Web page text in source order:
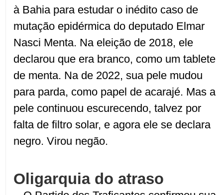
à Bahia para estudar o inédito caso de
mutação epidérmica do deputado Elmar
Nasci Menta. Na eleição de 2018, ele
declarou que era branco, como um tablete
de menta. Na de 2022, sua pele mudou
para parda, como papel de acarajé. Mas a
pele continuou escurecendo, talvez por
falta de filtro solar, e agora ele se declara
negro. Virou negão.
Oligarquia do atraso